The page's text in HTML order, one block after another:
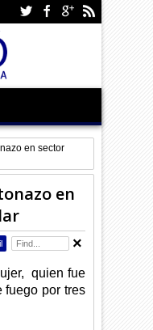
en sector
en
quien fue
fuego por tres